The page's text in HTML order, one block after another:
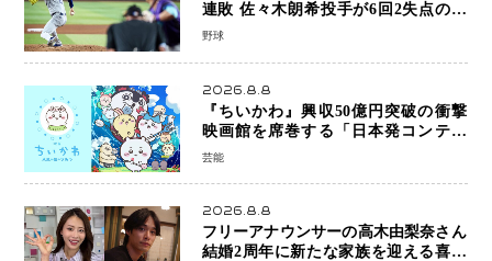
連敗 佐々木朗希投手が6回2失点の力
投も勝利届かず、大谷翔平は好機で悔
野球
2026.8.8
『ちいかわ』興収50億円突破の衝撃
映画館を席巻する「日本発コンテン
ツ」の強さ スパイダーマン、モアナ
芸能
2026.8.8
フリーアナウンサーの高木由梨奈さん
結婚2周年に新たな家族を迎える喜び